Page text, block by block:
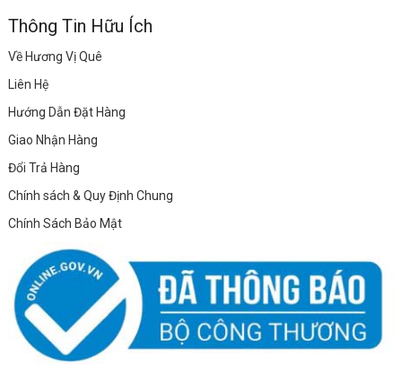
Thông Tin Hữu Ích
Về Hương Vị Quê
Liên Hệ
Hướng Dẫn Đặt Hàng
Giao Nhận Hàng
Đổi Trả Hàng
Chính sách & Quy Định Chung
Chính Sách Bảo Mật